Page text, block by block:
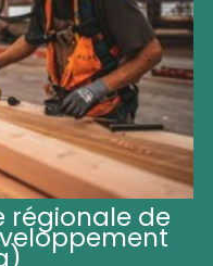
régionale de